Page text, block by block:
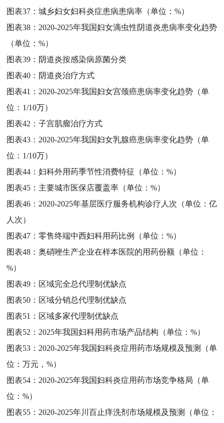
图表37：城乡妇女妇科炎症患病患病率（单位：%）
图表38： 2020-2025年我国妇女滴虫性阴道炎患病率变化趋势
（单位：%）
图表39： 阴道炎按感染病原菌分类
图表40： 阴道炎治疗方式
图表41： 2020-2025年我国妇女宫颈癌患病率变化趋势（单
位：1/10万）
图表42：子宫肌瘤治疗方式
图表43： 2020-2025年我国妇女乳腺癌患病率变化趋势（单
位：1/10万）
图表44：妇科外用药季节性消费特征（单位：%）
图表45： 主要城市医保店覆盖率（单位：%）
图表46： 2020-2025年基层医疗服务机构诊疗人次（单位：亿
人次）
图表47：零售终端中西妇科用药比例（单位：%）
图表48：奥硝唑生产企业在样本医院的用药份额（单位：
%）
图表49： 区域完全总代理制优缺点
图表50： 区域分销总代理制优缺点
图表51： 区域多家代理制优缺点
图表52： 2025年我国妇科用药市场产品结构（单位：%）
图表53： 2020-2025年我国妇科炎症用药市场规模及预测（单
位：万元，%）
图表54： 2020-2025年我国妇科炎症用药市场竞争格局（单
位：%）
图表55： 2020-2025年川百止痒洗剂市场规模及预测（单位：